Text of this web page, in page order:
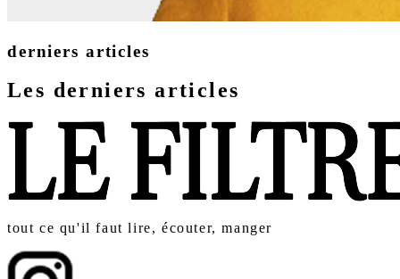
derniers articles
Les derniers articles
tout ce qu'il faut lire, écouter, manger